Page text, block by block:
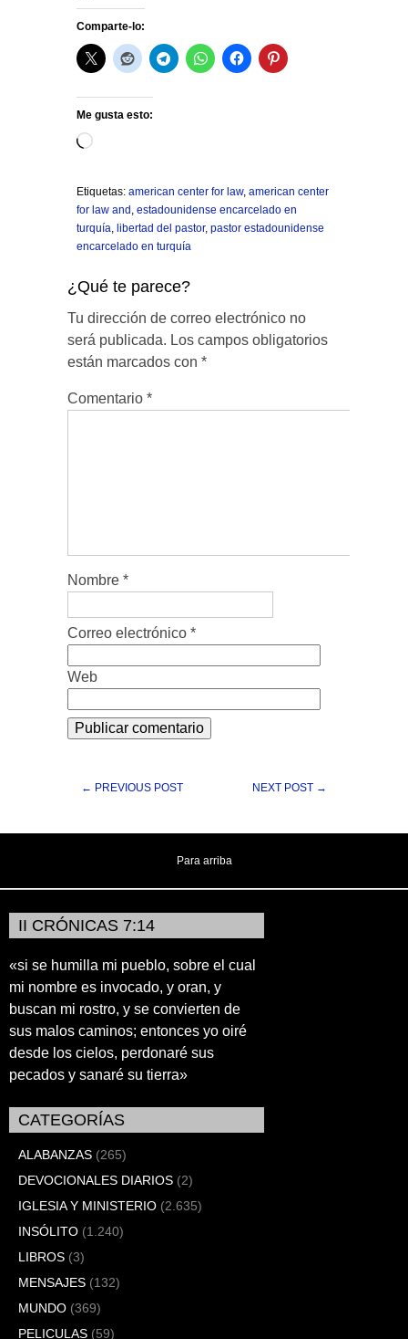
Comparte-lo:
Me gusta esto:
Cargando...
Etiquetas: american center for law, american center
for law and , estadounidense encarcelado en
turquía, libertad del pastor, pastor estadounidense
encarcelado en turquía
¿Qué te parece?
Tu dirección de correo electrónico no
será publicada. Los campos obligatorios
están marcados con *
Comentario *
Nombre *
Correo electrónico *
Web
← PREVIOUS POST NEXT POST →
Para arriba
II CRÓNICAS 7:14
«si se humilla mi pueblo, sobre el cual
mi nombre es invocado, y oran, y
buscan mi rostro, y se convierten de
sus malos caminos; entonces yo oiré
desde los cielos, perdonaré sus
pecados y sanaré su tierra»
CATEGORÍAS
ALABANZAS (265)
DEVOCIONALES DIARIOS (2)
IGLESIA Y MINISTERIO (2.635)
INSÓLITO (1.240)
LIBROS (3)
MENSAJES (132)
MUNDO (369)
PELICULAS (59)